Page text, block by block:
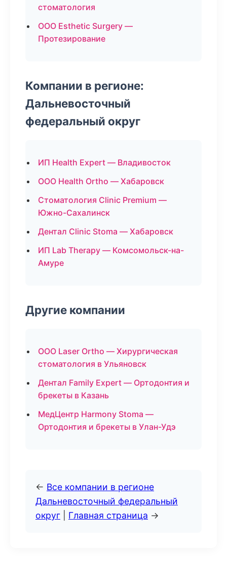
стоматология
ООО Esthetic Surgery —
Протезирование
Компании в регионе:
Дальневосточный
федеральный округ
ИП Health Expert — Владивосток
ООО Health Ortho — Хабаровск
Стоматология Clinic Premium —
Южно-Сахалинск
Дентал Clinic Stoma — Хабаровск
ИП Lab Therapy — Комсомольск-на-
Амуре
Другие компании
ООО Laser Ortho — Хирургическая
стоматология в Ульяновск
Дентал Family Expert — Ортодонтия и
брекеты в Казань
МедЦентр Harmony Stoma —
Ортодонтия и брекеты в Улан-Удэ
← Все компании в регионе
Дальневосточный федеральный
округ
Главная страница →